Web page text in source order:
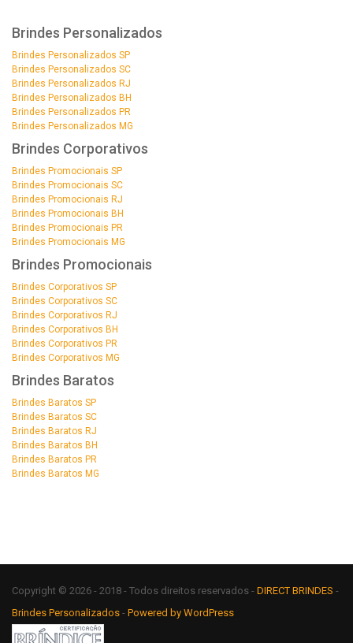
Brindes Personalizados
Brindes Personalizados SP
Brindes Personalizados SC
Brindes Personalizados RJ
Brindes Personalizados BH
Brindes Personalizados PR
Brindes Personalizados MG
Brindes Corporativos
Brindes Promocionais SP
Brindes Promocionais SC
Brindes Promocionais RJ
Brindes Promocionais BH
Brindes Promocionais PR
Brindes Promocionais MG
Brindes Promocionais
Brindes Corporativos SP
Brindes Corporativos SC
Brindes Corporativos RJ
Brindes Corporativos BH
Brindes Corporativos PR
Brindes Corporativos MG
Brindes Baratos
Brindes Baratos SP
Brindes Baratos SC
Brindes Baratos RJ
Brindes Baratos BH
Brindes Baratos PR
Brindes Baratos MG
Copyright © 2026 - 2018 - Todos direitos reservados - DIRECT BRINDES -
Brindes Personalizados - Powered by WordPress